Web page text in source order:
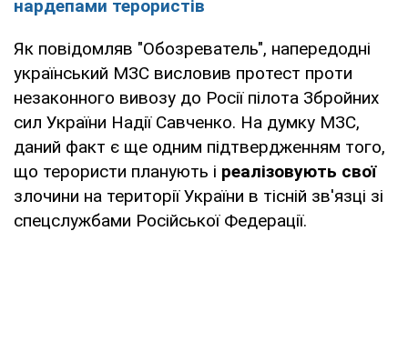
нардепами терористів
Як повідомляв "Обозреватель", напередодні
український МЗС висловив протест проти
незаконного вивозу до Росії пілота Збройних
сил України Надії Савченко. На думку МЗС,
даний факт є ще одним підтвердженням того,
що терористи планують і реалізовують свої
злочини на території України в тісній зв'язці зі
спецслужбами Російської Федерації.